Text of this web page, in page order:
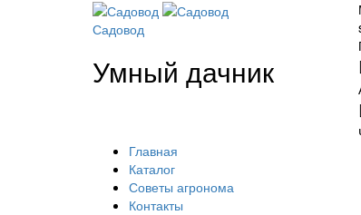
Садовод
Умный дачник
Главная
Каталог
Советы агронома
Контакты